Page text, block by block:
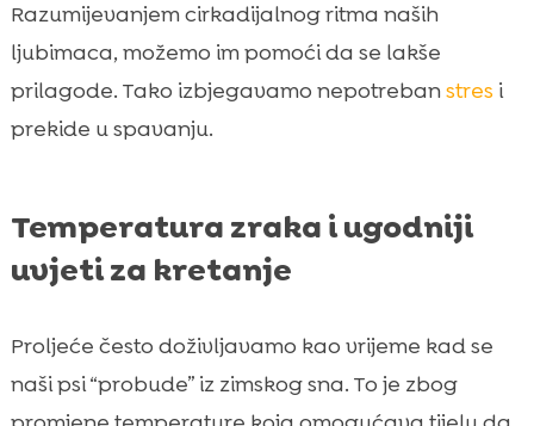
Razumijevanjem cirkadijalnog ritma naših
ljubimaca, možemo im pomoći da se lakše
prilagode. Tako izbjegavamo nepotrebanstres i
prekide u spavanju.
Temperatura zraka i ugodniji
uvjeti za kretanje
Proljeće često doživljavamo kao vrijeme kad se
naši psi “probude” iz zimskog sna. To je zbog